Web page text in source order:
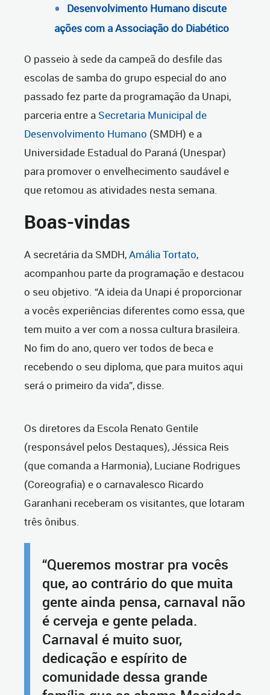
Desenvolvimento Humano discute
ações com a Associação do Diabético
O passeio à sede da campeã do desfile das
escolas de samba do grupo especial do ano
passado fez parte da programação da Unapi,
parceria entre a Secretaria Municipal de
Desenvolvimento Humano (SMDH) e a
Universidade Estadual do Paraná (Unespar)
para promover o envelhecimento saudável e
que retomou as atividades nesta semana.
Boas-vindas
A secretária da SMDH,Amália Tortato,
acompanhou parte da programação e destacou
o seu objetivo. “A ideia da Unapi é proporcionar
a vocês experiências diferentes como essa, que
tem muito a ver com a nossa cultura brasileira.
No fim do ano, quero ver todos de beca e
recebendo o seu diploma, que para muitos aqui
será o primeiro da vida”, disse.
Os diretores da Escola Renato Gentile
(responsável pelos Destaques), Jéssica Reis
(que comanda a Harmonia), Luciane Rodrigues
(Coreografia) e o carnavalesco Ricardo
Garanhani receberam os visitantes, que lotaram
três ônibus.
“Queremos mostrar pra vocês
que, ao contrário do que muita
gente ainda pensa, carnaval não
é cerveja e gente pelada.
Carnaval é muito suor,
dedicação e espírito de
comunidade dessa grande